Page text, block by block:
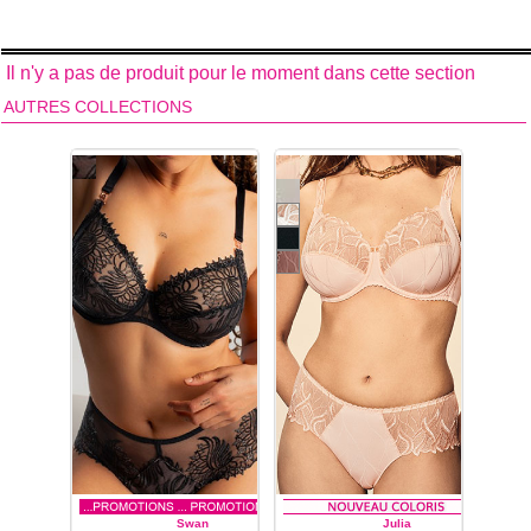
généreuses. Les soutiens-
française Louisa Bracq offre
toujours un excellent confort
et un grand maintien.
Broderie graphique
mat/brillant.
Découvrez tous les
modèles de dessous
féminins de la collection de
de la marque
française Louisa
soutiens-gorge du
bonnet A au bonnet
I soutien-gorgeà armatures
emboîtant,
corbeille,
gorge
push up
slip, shorty,
culotte, string.
Il n'y a pas de produit pour le moment dans cette section
AUTRES COLLECTIONS
Swan Julia